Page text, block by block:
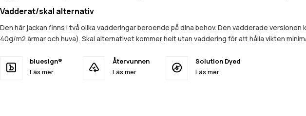
Vadderat/skal alternativ
Den här jackan finns i två olika vadderingar beroende på dina behov. Den vadderade
40g/m2 ärmar och huva). Skal alternativet kommer helt utan vaddering för att hålla vikten
bluesign®
Läs mer
Återvunnen
Läs mer
Solution Dyed
Läs mer